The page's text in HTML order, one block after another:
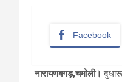
Facebook
नारायणबगड़,चमोली।